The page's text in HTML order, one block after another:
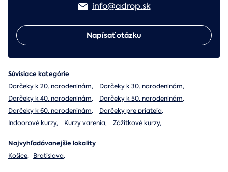
info@adrop.sk
Napísať otázku
Súvisiace kategórie
Darčeky k 20. narodeninám, Darčeky k 30. narodeninám,
Darčeky k 40. narodeninám, Darčeky k 50. narodeninám,
Darčeky k 60. narodeninám, Darčeky pre priateľa,
Indoorové kurzy, Kurzy varenia, Zážitkové kurzy,
Najvyhľadávanejšie lokality
Košice, Bratislava,